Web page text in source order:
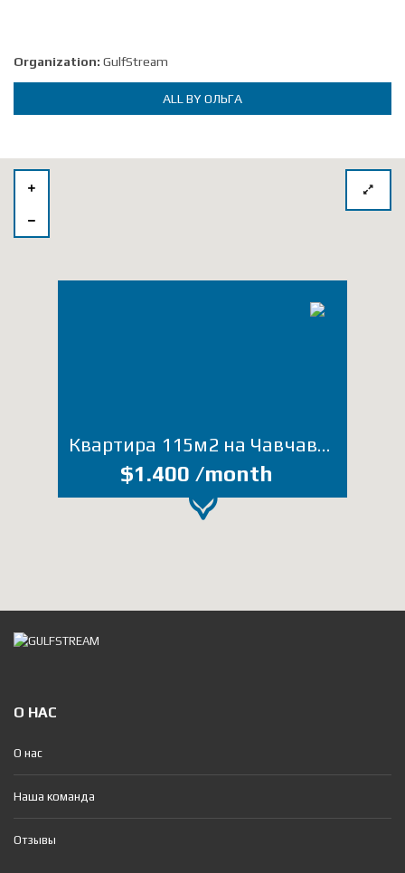
Organization: GulfStream
ALL BY ОЛЬГА
Квартира 115м2 на Чавчавадзе (Лот А066ЮТ)
$1.400 /month
О НАС
О нас
Наша команда
Отзывы